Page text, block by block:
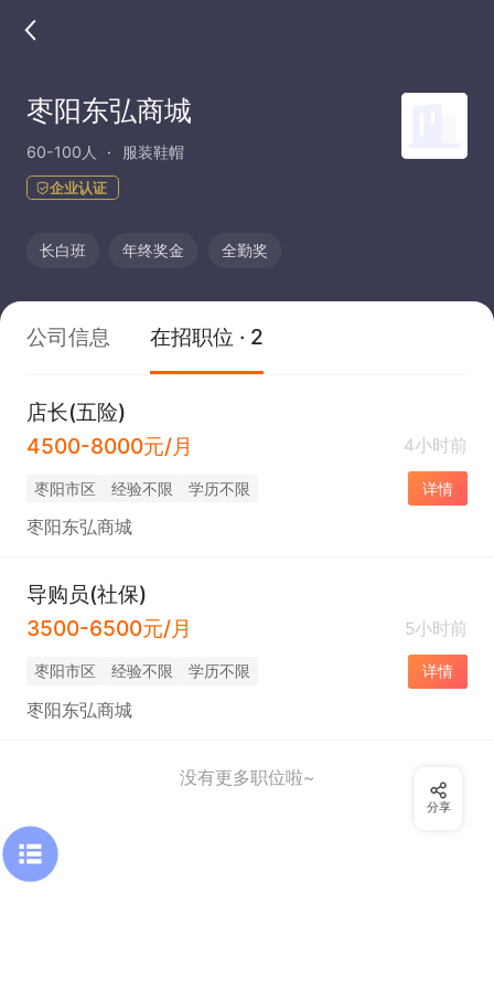
枣阳东弘商城
60-100人 服装鞋帽
企业认证
长白班 年终奖金 全勤奖
公司信息 在招职位 · 2
店长(五险)
4500-8000元/月
4小时前
枣阳市区 经验不限 学历不限 详情
枣阳东弘商城
导购员(社保)
3500-6500元/月
5小时前
枣阳市区 经验不限 学历不限 详情
枣阳东弘商城
没有更多职位啦~
分享